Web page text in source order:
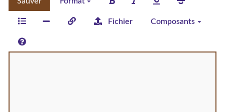
Fichier Composants